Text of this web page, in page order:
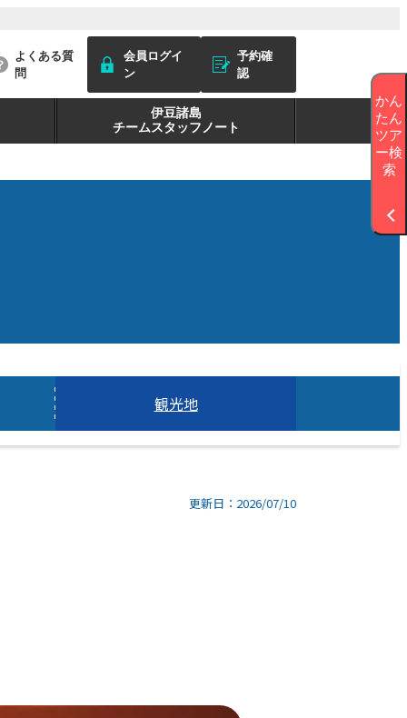
よくある質
問
会員ログイ
ン
予約確
認
伊豆諸島
チームスタッフノート
観光地
更新日：2026/07/10
かん
たん
ツア
ー検
索